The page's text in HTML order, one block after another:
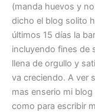
(manda huevos y
dicho el blog solito
últimos 15 días la
incluyendo fines de
llena de orgullo y
va creciendo. A ver
mas enserio mi
como para escribir